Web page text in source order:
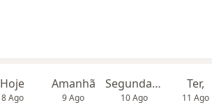
Hoje
8 Ago
Amanhã
9 Ago
Segunda-feira
10 Ago
Ter,
11 Ago